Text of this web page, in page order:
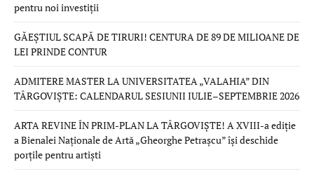
pentru noi investiții
GĂEȘTIUL SCAPĂ DE TIRURI! CENTURA DE 89 DE MILIOANE DE
LEI PRINDE CONTUR
ADMITERE MASTER LA UNIVERSITATEA „VALAHIA” DIN
TÂRGOVIȘTE: CALENDARUL SESIUNII IULIE–SEPTEMBRIE 2026
ARTA REVINE ÎN PRIM-PLAN LA TÂRGOVIȘTE! A XVIII-a ediție
a Bienalei Naționale de Artă „Gheorghe Petrașcu” își deschide
porțile pentru artiști